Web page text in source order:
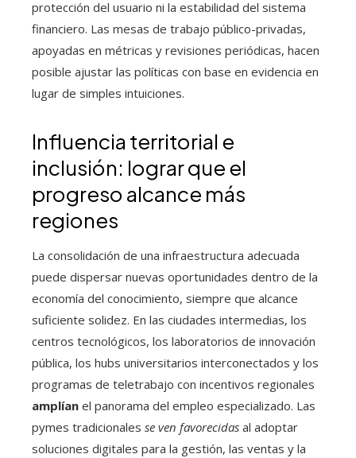
protección del usuario ni la estabilidad del sistema
financiero. Las mesas de trabajo público-privadas,
apoyadas en métricas y revisiones periódicas, hacen
posible ajustar las políticas con base en evidencia en
lugar de simples intuiciones.
Influencia territorial e
inclusión: lograr que el
progreso alcance más
regiones
La consolidación de una infraestructura adecuada
puede dispersar nuevas oportunidades dentro de la
economía del conocimiento, siempre que alcance
suficiente solidez. En las ciudades intermedias, los
centros tecnológicos, los laboratorios de innovación
pública, los hubs universitarios interconectados y los
programas de teletrabajo con incentivos regionales
amplían el panorama del empleo especializado. Las
pymes tradicionales se ven favorecidas al adoptar
soluciones digitales para la gestión, las ventas y la